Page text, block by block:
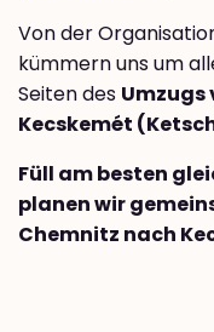
Von der
kümmern uns um
Seiten des Umzugs
Kecskemét
Füll am besten
planen wir
Chemnitz nach